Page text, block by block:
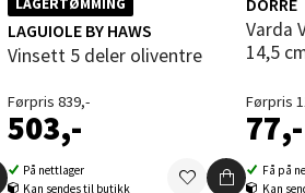
LAGUIOLE BY HAWS
Vinsett 5 deler oliventre
Førpris 839,-
503,-
På nettlager
Kan sendes til butikk
Varda Vin- og flaskeåpner
14,5
Førpris
77,-
Få på
Kan
Orkanger, Orkdalsveien 113, 7300